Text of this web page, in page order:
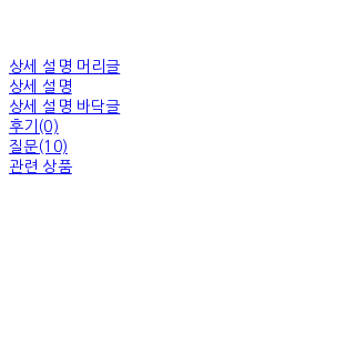
상세 설명 머리글
상세 설명
상세 설명 바닥글
후기(0)
질문(10)
관련 상품